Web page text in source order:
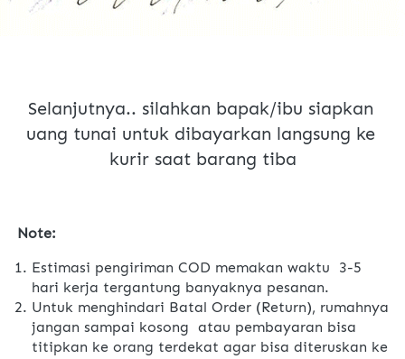
Selanjutnya.. silahkan bapak/ibu siapkan
uang tunai untuk dibayarkan langsung ke
kurir saat barang tiba
Note:
Estimasi pengiriman COD memakan waktu  3-5
hari kerja tergantung banyaknya pesanan.
Untuk menghindari Batal Order (Return), rumahnya
jangan sampai kosong  atau pembayaran bisa
titipkan ke orang terdekat agar bisa diteruskan ke